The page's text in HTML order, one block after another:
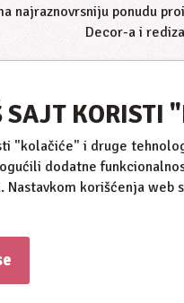
najraznovrsniju ponudu
Decor-a i
NOVO
SAJT KORISTI
"kolačiće" i druge
dodatne
korišćenja web